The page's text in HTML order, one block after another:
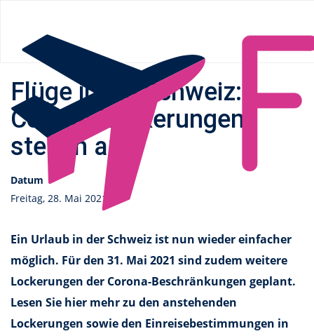
Flüge in die Schweiz:
Corona-Lockerungen
stehen an
Datum
Freitag, 28. Mai 2021
Ein Urlaub in der Schweiz ist nun wieder einfacher
möglich. Für den 31. Mai 2021 sind zudem weitere
Lockerungen der Corona-Beschränkungen geplant.
Lesen Sie hier mehr zu den anstehenden
Lockerungen sowie den Einreisebestimmungen in